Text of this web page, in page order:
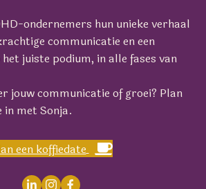
ondernemers hun unieke verhaal
communicatie en een
juiste podium, in alle fases van
jouw communicatie of groei? Plan
in met Sonja.
een koffiedate